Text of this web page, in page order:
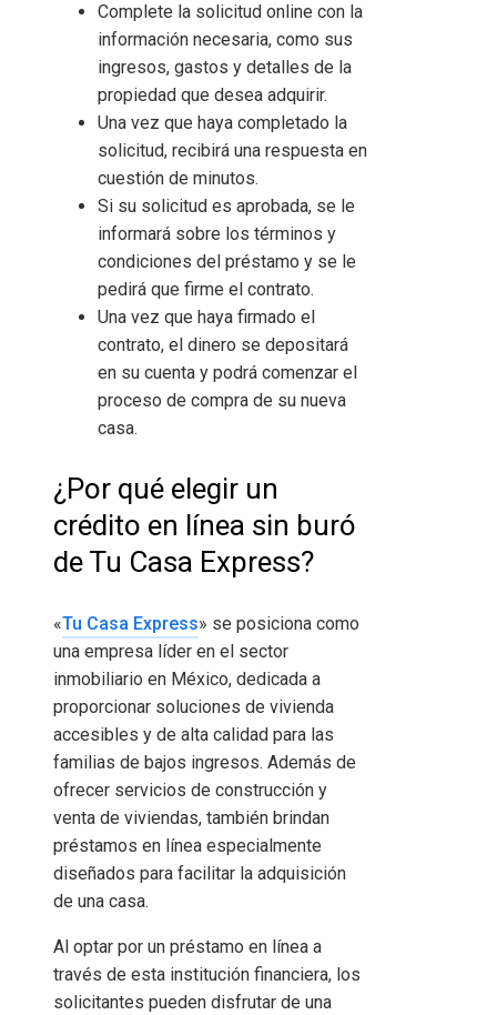
Complete la solicitud online con la
información necesaria, como sus
ingresos, gastos y detalles de la
propiedad que desea adquirir.
Una vez que haya completado la
solicitud, recibirá una respuesta en
cuestión de minutos.
Si su solicitud es aprobada, se le
informará sobre los términos y
condiciones del préstamo y se le
pedirá que firme el contrato.
Una vez que haya firmado el
contrato, el dinero se depositará
en su cuenta y podrá comenzar el
proceso de compra de su nueva
casa.
¿Por qué elegir un
crédito en línea sin buró
de Tu Casa Express?
«Tu Casa Express» se posiciona como
una empresa líder en el sector
inmobiliario en México, dedicada a
proporcionar soluciones de vivienda
accesibles y de alta calidad para las
familias de bajos ingresos. Además de
ofrecer servicios de construcción y
venta de viviendas, también brindan
préstamos en línea especialmente
diseñados para facilitar la adquisición
de una casa.
Al optar por un préstamo en línea a
través de esta institución financiera, los
solicitantes pueden disfrutar de una